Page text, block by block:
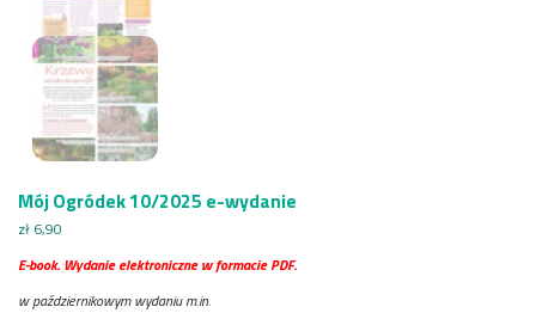
Mój Ogródek 10/2025 e-wydanie
zł 6,90
E-book. Wydanie elektroniczne w formacie PDF.
w październikowym wydaniu m.in.